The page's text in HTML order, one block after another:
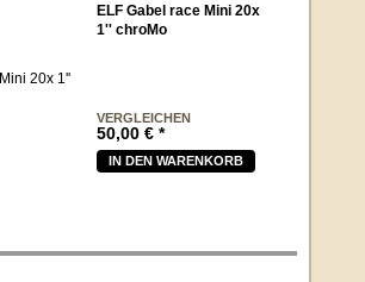
ELF Gabel race Mini 20x
1'' chroMo
VERGLEICHEN
50,00€ *
IN DEN WARENKORB